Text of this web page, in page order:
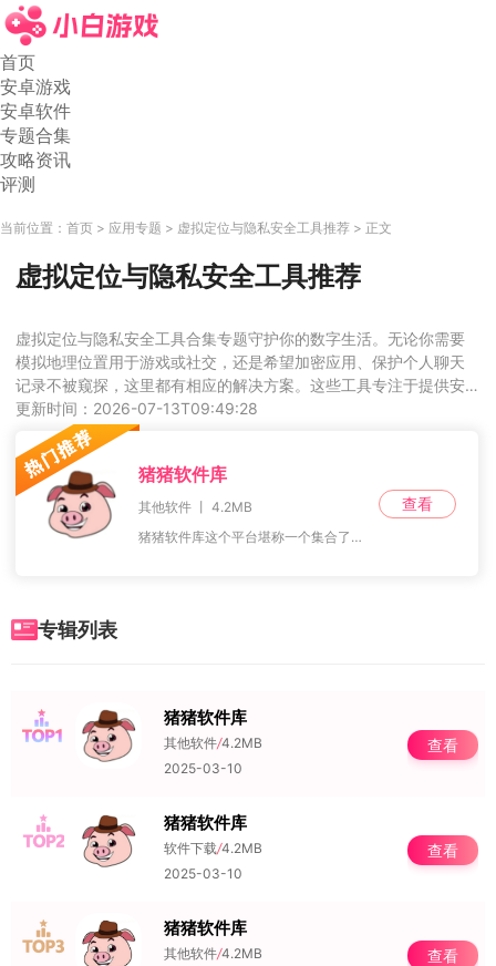
首页
安卓游戏
安卓软件
专题合集
攻略资讯
评测
当前位置： 首页 应用专题 虚拟定位与隐私安全工具推荐 正文
虚拟定位与隐私安全工具推荐
虚拟定位与隐私安全工具合集专题守护你的数字生活。无论你需要
模拟地理位置用于游戏或社交，还是希望加密应用、保护个人聊天
记录不被窥探，这里都有相应的解决方案。这些工具专注于提供安
全、稳定的隐私保护和位置伪装服务，操作简单，功能强大，让你
在享受手机便利的同时，牢牢掌控个人信息安全。心动的小伙伴
们，快来下载试试看吧！
更新时间：2026-07-13T09:49:28
猪猪软件库
其他软件 丨 4.2MB
猪猪软件库这个平台堪称一个集合了各类优质资源的宝库，致力于为用户提供便捷且高效的软件查找和下载体验，不论你正在寻找哪一种应用程序，都可以在这里轻松找到并下载。它
查看
专辑列表
NO.1 猪猪软件库
其他软件/4.2MB
2025-03-10
查看
NO.2 猪猪软件库
软件下载/4.2MB
2025-03-10
查看
NO.3 猪猪软件库
其他软件/4.2MB
查看